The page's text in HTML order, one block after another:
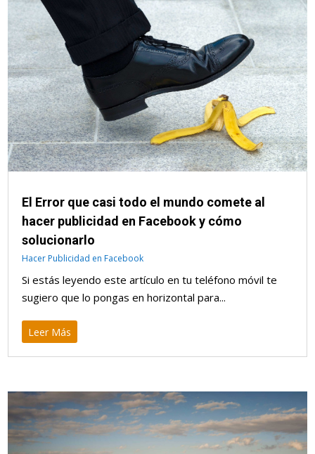
El Error que casi todo el mundo comete al
hacer publicidad en Facebook y cómo
solucionarlo
Hacer Publicidad en Facebook
Si estás leyendo este artículo en tu teléfono móvil te
sugiero que lo pongas en horizontal para...
Leer Más